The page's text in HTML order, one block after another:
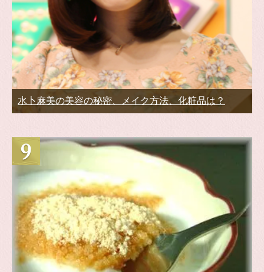
水卜麻美の美容の秘密、メイク方法、化粧品は？